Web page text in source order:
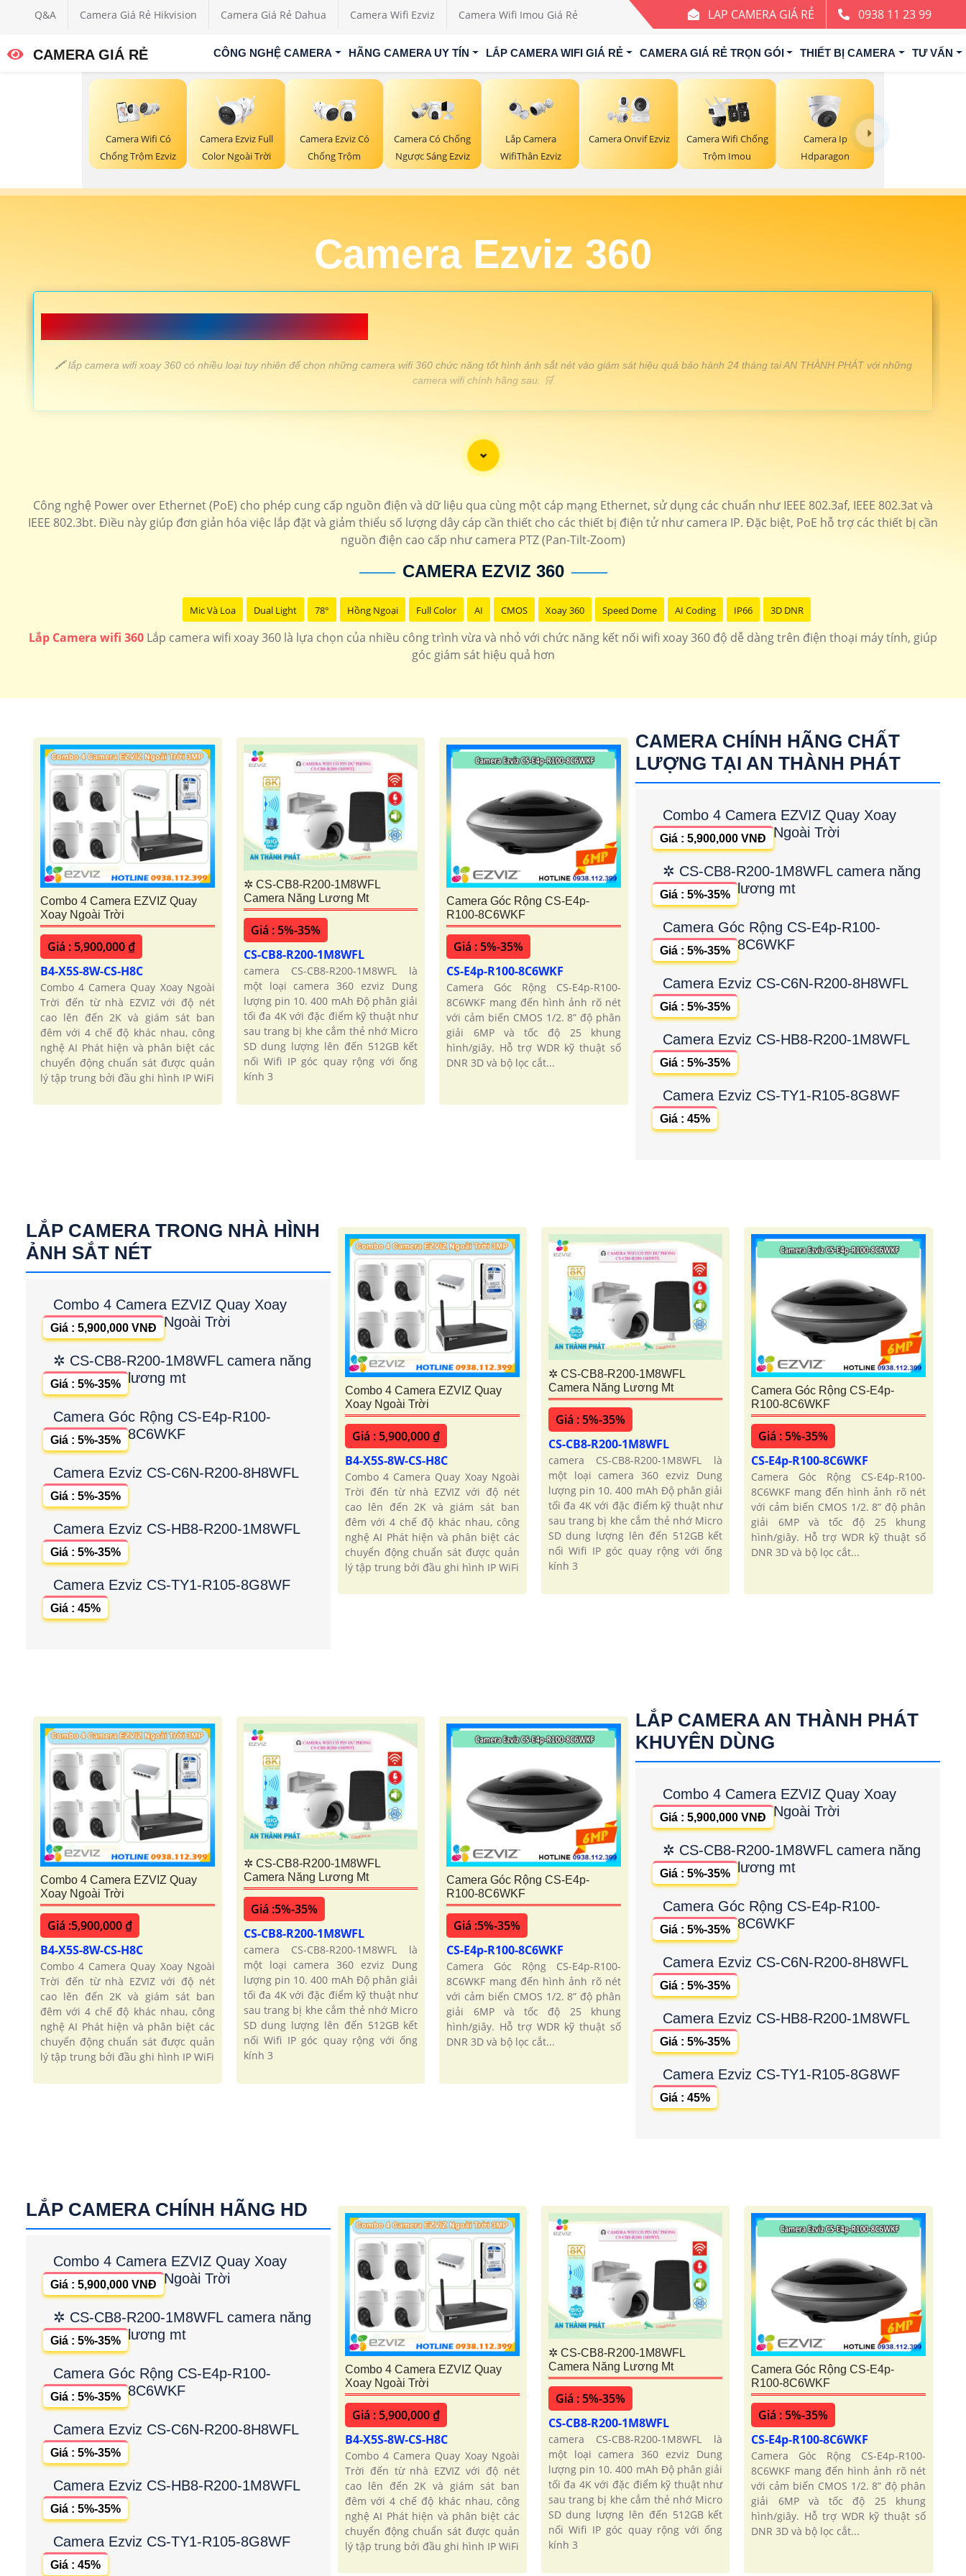
Q&A Camera Giá Rẻ Hikvision Camera Giá Rẻ Dahua Camera Wifi Ezviz Camera Wifi Imou Giá Rẻ LAP CAMERA GIÁ RẺ 0938 11 23 99
CAMERA GIÁ RẺ CÔNG NGHỆ CAMERA HÃNG CAMERA UY TÍN LẮP CAMERA WIFI GIÁ RẺ CAMERA GIÁ RẺ TRỌN GÓI THIẾT BỊ CAMERA TƯ VẤN
Camera Wifi Có
Chống Trộm Ezviz
Camera Ezviz Full
Color Ngoài Trời
Camera Ezviz Có
Chống Trộm
Camera Có Chống
Ngược Sáng Ezviz
Lắp Camera
WifiThân Ezviz
Camera Onvif Ezviz
Camera Wifi Chống
Trộm Imou
Camera Ip
Hdparagon
Camera Ezviz 360
️🖍 lắp camera wifi xoay 360 có nhiều loại tuy nhiên để chọn những camera wifi 360 chức năng tốt hình ảnh sắt nét vào giám sát hiệu quả bảo hành 24 tháng tại AN THÀNH PHÁT với những
camera wifi chính hãng sau. 🛒
1.600.000 VNĐBáo động qua điện thoại hình ảnh 2k thiết kế đẹp
🗂 Camera wifi 360 ezviz giá rẻ 1.200.000 VNĐHồng ngoại 20m độ phân giải 2.0MPCS-TY1-B0-1G2WF
1.400.000 VNĐSắt nét Ultra 2k thiết kế nhỏ gọn hình ảnh đẹp
1.500.000 VNĐCamera 2k chống mưa nắng bảo mật cao
LẮP CAMERA WIFI 360 CHÍNH HÃNG
Camera Wifi 360 ezviz Camera Wifi 360 imou Camera Wifi 360 Kbone
'
Công nghệ Power over Ethernet (PoE) cho phép cung cấp nguồn điện và dữ liệu qua cùng một cáp mạng Ethernet, sử dụng các chuẩn như IEEE 802.3af, IEEE 802.3at và
IEEE 802.3bt. Điều này giúp đơn giản hóa việc lắp đặt và giảm thiểu số lượng dây cáp cần thiết cho các thiết bị điện tử như camera IP. Đặc biệt, PoE hỗ trợ các thiết bị cần
nguồn điện cao cấp như camera PTZ (Pan-Tilt-Zoom)
CAMERA EZVIZ 360
Mic Và Loa Dual Light 78° Hồng Ngoại Full Color AI CMOS Xoay 360 Speed Dome AI Coding IP66 3D DNR
Lắp Camera wifi 360 Lắp camera wifi xoay 360 là lựa chọn của nhiều công trình vừa và nhỏ với chức năng kết nối wifi xoay 360 độ dễ dàng trên điện thoại máy tính, giúp
góc giám sát hiệu quả hơn
Combo 4 Camera EZVIZ Quay
Xoay Ngoài Trời
Giá : 5,900,000 ₫
B4-X5S-8W-CS-H8C
Combo 4 Camera Quay Xoay Ngoài
Trời đến từ nhà EZVIZ với độ nét
cao lên đến 2K và giám sát ban
đêm với 4 chế độ khác nhau, công
nghệ AI Phát hiện và phân biệt các
chuyển động chuẩn sát được quản
lý tập trung bởi đầu ghi hình IP WiFi
✲ CS-CB8-R200-1M8WFL
Camera Năng Lương Mt
Giá : 5%-35%
CS-CB8-R200-1M8WFL
camera CS-CB8-R200-1M8WFL là
một loại camera 360 ezviz Dung
lượng pin 10. 400 mAh Độ phân giải
tối đa 4K với đặc điểm kỹ thuật như
sau trang bị khe cắm thẻ nhớ Micro
SD dung lượng lên đến 512GB kết
nối Wifi IP góc quay rộng với ống
kính 3
Camera Góc Rộng CS-E4p-
R100-8C6WKF
Giá : 5%-35%
CS-E4p-R100-8C6WKF
Camera Góc Rộng CS-E4p-R100-
8C6WKF mang đến hình ảnh rõ nét
với cảm biến CMOS 1/2. 8” độ phân
giải 6MP và tốc độ 25 khung
hình/giây. Hỗ trợ WDR kỹ thuật số
DNR 3D và bộ lọc cắt...
CAMERA CHÍNH HÃNG CHẤT
LƯỢNG TẠI AN THÀNH PHÁT
Combo 4 Camera EZVIZ Quay Xoay
Ngoài Trời
Giá : 5,900,000 VNĐ
✲ CS-CB8-R200-1M8WFL camera năng
lương mt
Giá : 5%-35%
Camera Góc Rộng CS-E4p-R100-
8C6WKF
Giá : 5%-35%
Camera Ezviz CS-C6N-R200-8H8WFL
Giá : 5%-35%
Camera Ezviz CS-HB8-R200-1M8WFL
Giá : 5%-35%
Camera Ezviz CS-TY1-R105-8G8WF
Giá : 45%
LẮP CAMERA TRONG NHÀ HÌNH
ẢNH SẮT NÉT
Combo 4 Camera EZVIZ Quay Xoay
Ngoài Trời
Giá : 5,900,000 VNĐ
✲ CS-CB8-R200-1M8WFL camera năng
lương mt
Giá : 5%-35%
Camera Góc Rộng CS-E4p-R100-
8C6WKF
Giá : 5%-35%
Camera Ezviz CS-C6N-R200-8H8WFL
Giá : 5%-35%
Camera Ezviz CS-HB8-R200-1M8WFL
Giá : 5%-35%
Camera Ezviz CS-TY1-R105-8G8WF
Giá : 45%
Combo 4 Camera EZVIZ Quay
Xoay Ngoài Trời
Giá : 5,900,000 ₫
B4-X5S-8W-CS-H8C
Combo 4 Camera Quay Xoay Ngoài
Trời đến từ nhà EZVIZ với độ nét
cao lên đến 2K và giám sát ban
đêm với 4 chế độ khác nhau, công
nghệ AI Phát hiện và phân biệt các
chuyển động chuẩn sát được quản
lý tập trung bởi đầu ghi hình IP WiFi
✲ CS-CB8-R200-1M8WFL
Camera Năng Lương Mt
Giá : 5%-35%
CS-CB8-R200-1M8WFL
camera CS-CB8-R200-1M8WFL là
một loại camera 360 ezviz Dung
lượng pin 10. 400 mAh Độ phân giải
tối đa 4K với đặc điểm kỹ thuật như
sau trang bị khe cắm thẻ nhớ Micro
SD dung lượng lên đến 512GB kết
nối Wifi IP góc quay rộng với ống
kính 3
Camera Góc Rộng CS-E4p-
R100-8C6WKF
Giá : 5%-35%
CS-E4p-R100-8C6WKF
Camera Góc Rộng CS-E4p-R100-
8C6WKF mang đến hình ảnh rõ nét
với cảm biến CMOS 1/2. 8” độ phân
giải 6MP và tốc độ 25 khung
hình/giây. Hỗ trợ WDR kỹ thuật số
DNR 3D và bộ lọc cắt...
Combo 4 Camera EZVIZ Quay
Xoay Ngoài Trời
Giá :5,900,000 ₫
B4-X5S-8W-CS-H8C
Combo 4 Camera Quay Xoay Ngoài
Trời đến từ nhà EZVIZ với độ nét
cao lên đến 2K và giám sát ban
đêm với 4 chế độ khác nhau, công
nghệ AI Phát hiện và phân biệt các
chuyển động chuẩn sát được quản
lý tập trung bởi đầu ghi hình IP WiFi
✲ CS-CB8-R200-1M8WFL
Camera Năng Lương Mt
Giá :5%-35%
CS-CB8-R200-1M8WFL
camera CS-CB8-R200-1M8WFL là
một loại camera 360 ezviz Dung
lượng pin 10. 400 mAh Độ phân giải
tối đa 4K với đặc điểm kỹ thuật như
sau trang bị khe cắm thẻ nhớ Micro
SD dung lượng lên đến 512GB kết
nối Wifi IP góc quay rộng với ống
kính 3
Camera Góc Rộng CS-E4p-
R100-8C6WKF
Giá :5%-35%
CS-E4p-R100-8C6WKF
Camera Góc Rộng CS-E4p-R100-
8C6WKF mang đến hình ảnh rõ nét
với cảm biến CMOS 1/2. 8” độ phân
giải 6MP và tốc độ 25 khung
hình/giây. Hỗ trợ WDR kỹ thuật số
DNR 3D và bộ lọc cắt...
LẮP CAMERA AN THÀNH PHÁT
KHUYÊN DÙNG
Combo 4 Camera EZVIZ Quay Xoay
Ngoài Trời
Giá : 5,900,000 VNĐ
✲ CS-CB8-R200-1M8WFL camera năng
lương mt
Giá : 5%-35%
Camera Góc Rộng CS-E4p-R100-
8C6WKF
Giá : 5%-35%
Camera Ezviz CS-C6N-R200-8H8WFL
Giá : 5%-35%
Camera Ezviz CS-HB8-R200-1M8WFL
Giá : 5%-35%
Camera Ezviz CS-TY1-R105-8G8WF
Giá : 45%
LẮP CAMERA CHÍNH HÃNG HD
Combo 4 Camera EZVIZ Quay Xoay
Ngoài Trời
Giá : 5,900,000 VNĐ
✲ CS-CB8-R200-1M8WFL camera năng
lương mt
Giá : 5%-35%
Camera Góc Rộng CS-E4p-R100-
8C6WKF
Giá : 5%-35%
Camera Ezviz CS-C6N-R200-8H8WFL
Giá : 5%-35%
Camera Ezviz CS-HB8-R200-1M8WFL
Giá : 5%-35%
Camera Ezviz CS-TY1-R105-8G8WF
Giá : 45%
Combo 4 Camera EZVIZ Quay
Xoay Ngoài Trời
Giá : 5,900,000 ₫
B4-X5S-8W-CS-H8C
Combo 4 Camera Quay Xoay Ngoài
Trời đến từ nhà EZVIZ với độ nét
cao lên đến 2K và giám sát ban
đêm với 4 chế độ khác nhau, công
nghệ AI Phát hiện và phân biệt các
chuyển động chuẩn sát được quản
lý tập trung bởi đầu ghi hình IP WiFi
✲ CS-CB8-R200-1M8WFL
Camera Năng Lương Mt
Giá : 5%-35%
CS-CB8-R200-1M8WFL
camera CS-CB8-R200-1M8WFL là
một loại camera 360 ezviz Dung
lượng pin 10. 400 mAh Độ phân giải
tối đa 4K với đặc điểm kỹ thuật như
sau trang bị khe cắm thẻ nhớ Micro
SD dung lượng lên đến 512GB kết
nối Wifi IP góc quay rộng với ống
kính 3
Camera Góc Rộng CS-E4p-
R100-8C6WKF
Giá : 5%-35%
CS-E4p-R100-8C6WKF
Camera Góc Rộng CS-E4p-R100-
8C6WKF mang đến hình ảnh rõ nét
với cảm biến CMOS 1/2. 8” độ phân
giải 6MP và tốc độ 25 khung
hình/giây. Hỗ trợ WDR kỹ thuật số
DNR 3D và bộ lọc cắt...